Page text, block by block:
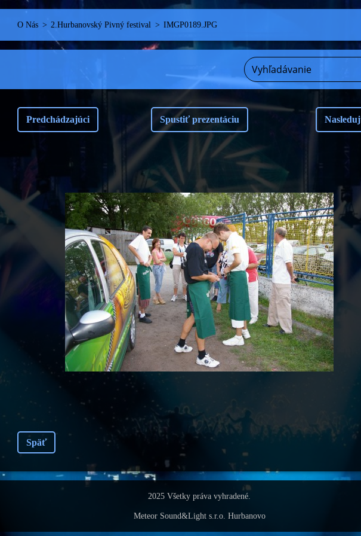
O Nás > 2.Hurbanovský Pivný festival > IMGP0189.JPG
Predchádzajúci Spustiť prezentáciu
Späť
2025 Všetky práva vyhradené.
Meteor Sound&Light s.r.o. Hurbanovo